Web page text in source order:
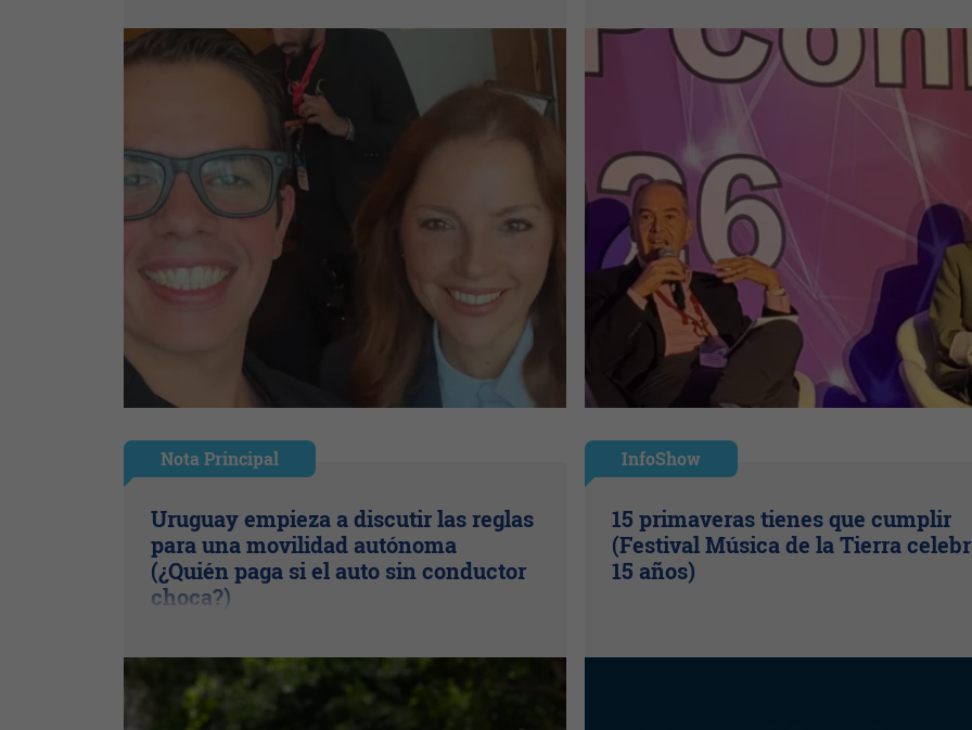
Nota Principal
Uruguay empieza a discutir las reglas
para una movilidad autónoma
(¿Quién paga si el auto sin conductor
choca?)
InfoShow
15 primaveras tienes que cumplir
(Festival Música de la Tierra
15 años)